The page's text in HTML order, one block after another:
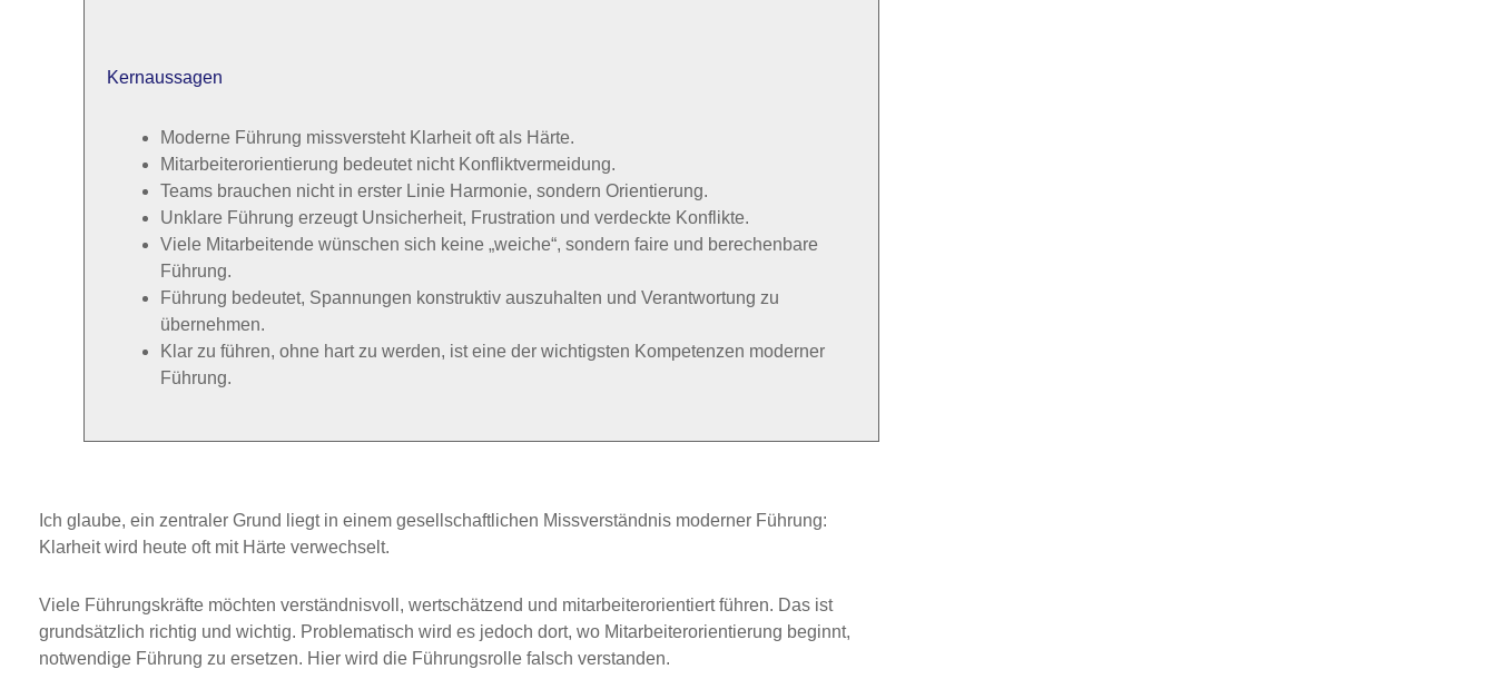
Kernaussagen
Moderne Führung missversteht Klarheit oft als Härte.
Mitarbeiterorientierung bedeutet nicht Konfliktvermeidung.
Teams brauchen nicht in erster Linie Harmonie, sondern Orientierung.
Unklare Führung erzeugt Unsicherheit, Frustration und verdeckte Konflikte.
Viele Mitarbeitende wünschen sich keine „weiche“, sondern faire und berechenbare
Führung.
Führung bedeutet, Spannungen konstruktiv auszuhalten und Verantwortung zu
übernehmen.
Klar zu führen, ohne hart zu werden, ist eine der wichtigsten Kompetenzen moderner
Führung.
Ich glaube, ein zentraler Grund liegt in einem gesellschaftlichen Missverständnis moderner Führung:
Klarheit wird heute oft mit Härte verwechselt.
Viele Führungskräfte möchten verständnisvoll, wertschätzend und mitarbeiterorientiert führen. Das ist
grundsätzlich richtig und wichtig. Problematisch wird es jedoch dort, wo Mitarbeiterorientierung beginnt,
notwendige Führung zu ersetzen. Hier wird die Führungsrolle falsch verstanden.